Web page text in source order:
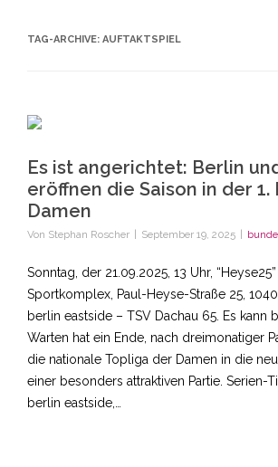
TAG-ARCHIVE: AUFTAKTSPIEL
Es ist angerichtet: Berlin
eröffnen die Saison in der 1.
Damen
Von Stephan Roscher September 19, 2025
Sonntag, der 21.09.2025, 13 Uhr,
Sportkomplex, Paul-Heyse-Straße 25,
berlin eastside – TSV Dachau 65. Es kann
Warten hat ein Ende, nach dreimonatiger
die nationale Topliga der Damen in die
einer besonders attraktiven Partie. Serien-
berlin eastside,…